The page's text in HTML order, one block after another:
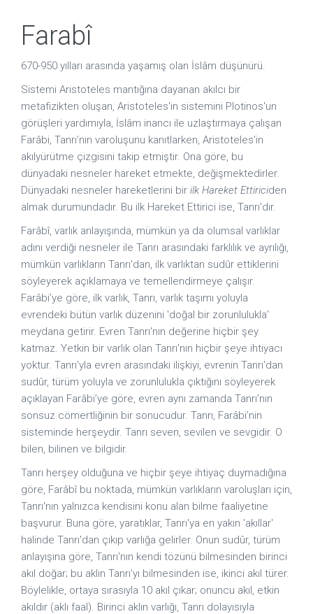
Farabî
670-950 yılları arasında yaşamış olan İslâm düşünürü.
Sistemi Aristoteles mantığına dayanan akılcı bir
metafizikten oluşan, Aristoteles'in sistemini Plotinos'un
görüşleri yardımıyla, İslâm inancı ile uzlaştırmaya çalışan
Farâbi, Tanrı’nın varoluşunu kanıtlarken, Aristoteles'in
akılyürütme çizgisini takip etmiştir. Ona göre, bu
dünyadaki nesneler hareket etmekte, değişmektedirler.
Dünyadaki nesneler hareketlerini bir ilk Hareket Ettiriciden
almak durumundadır. Bu ilk Hareket Ettirici ise, Tanrı'dır.
Farâbî, varlık anlayışında, mümkün ya da olumsal varlıklar
adını verdiği nesneler ile Tanrı arasındaki farklılık ve ayrılığı,
mümkün varlıkların Tanrı'dan, ilk varlıktan sudûr ettiklerini
söyleyerek açıklamaya ve temellendirmeye çalışır.
Farâbi’ye göre, ilk varlık, Tanrı, varlık taşımı yoluyla
evrendeki bütün varlık düzenini 'doğal bir zorunlulukla'
meydana getirir. Evren Tanrı'nın değerine hiçbir şey
katmaz. Yetkin bir varlık olan Tanrı'nın hiçbir şeye ihtiyacı
yoktur. Tanrı'yla evren arasındaki ilişkiyi, evrenin Tanrı'dan
sudûr, türüm yoluyla ve zorunlulukla çıktığını söyleyerek
açıklayan Farâbi’ye göre, evren aynı zamanda Tanrı'nın
sonsuz cömertliğinin bir sonucudur. Tanrı, Farâbi’nin
sisteminde herşeydir. Tanrı seven, sevilen ve sevgidir. O
bilen, bilinen ve bilgidir.
Tanrı herşey olduğuna ve hiçbir şeye ihtiyaç duymadığına
göre, Farâbî bu noktada, mümkün varlıkların varoluşları için,
Tanrı'nın yalnızca kendisini konu alan bilme faaliyetine
başvurur. Buna göre, yaratıklar, Tanrı'ya en yakın 'akıllar'
halinde Tanrı'dan çıkıp varlığa gelirler. Onun sudûr, türüm
anlayışına göre, Tanrı'nın kendi tözünü bilmesinden birinci
akıl doğar; bu aklın Tanrı’yı bilmesinden ise, ikinci akıl türer.
Böylelikle, ortaya sırasıyla 10 akıl çıkar; onuncu akıl, etkin
akıldır (aklı faal). Birinci aklın varlığı, Tanrı dolayısıyla